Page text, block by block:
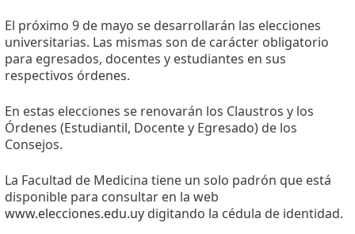
El próximo 9 de mayo se desarrollarán las elecciones
universitarias. Las mismas son de carácter obligatorio
para egresados, docentes y estudiantes en sus
respectivos órdenes.
En estas elecciones se renovarán los Claustros y los
Órdenes (Estudiantil, Docente y Egresado) de los
Consejos.
La Facultad de Medicina tiene un solo padrón que está
disponible para consultar en la web
www.elecciones.edu.uy digitando la cédula de identidad.